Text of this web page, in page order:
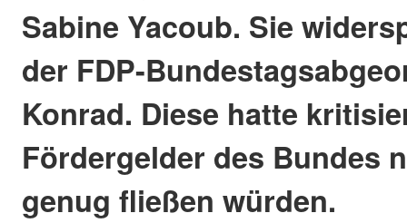
Sabine Yacoub. Sie
der FDP-
Konrad. Diese hatte
Fördergelder des Bundes
genug fließen würden.